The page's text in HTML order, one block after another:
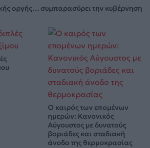
οργής… συμπαρασύρει την κυβέρνηση
Ο καιρός των επομένων
ημερών: Κανονικός
Αύγουστος με δυνατούς
βοριάδες και σταδιακή
άνοδο της θερμοκρασίας